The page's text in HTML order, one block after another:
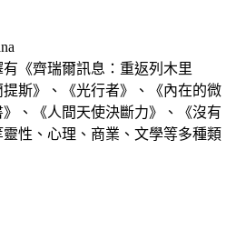
《齊瑞爾訊息：重返列木里
斯》、《光行者》、《內在的微
、《人間天使決斷力》、《沒有
性、心理、商業、文學等多種類